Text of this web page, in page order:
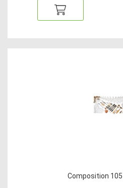
Composition